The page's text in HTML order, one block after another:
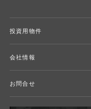
投資用物件
会社情報
お問合せ